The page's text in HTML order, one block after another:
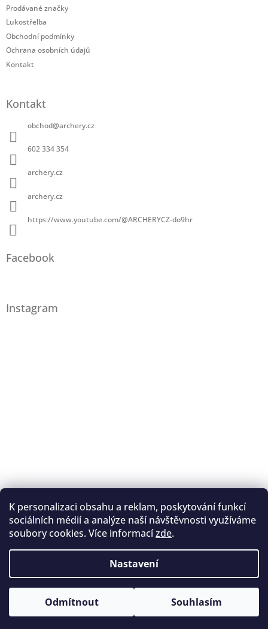
K personalizaci obsahu a reklam, poskytování funkcí
sociálních médií a analýze naší návštěvnosti využíváme
soubory cookies. Více informacízde.
Nastavení
Odmítnout Souhlasím
Prodávané značky
Lukostřelba
Obchodní podmínky
Ochrana osobních údajů
Kontakt
Kontakt
obchod@archery.cz
602 334 354
archery.cz
archery.cz
https://www.youtube.com/@ARCHERYCZ-do9hr
Facebook
Instagram
Sledovat na Instagramu
Registrace na lukostřelbu
I. Královský lukostřelecký klub
Český lukostřelecký svaz
Vytvořil ShoptetCopyright 2026
. Všechna práva vyhrazena.
Upravit nastavení cookies